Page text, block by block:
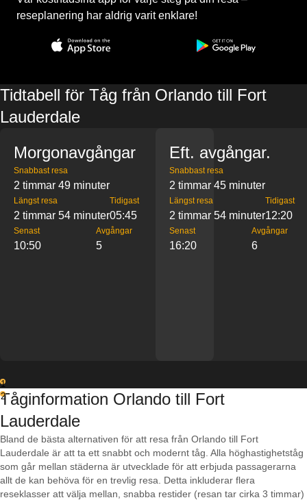
reseplanering har aldrig varit enklare!
Tidtabell för Tåg från Orlando till Fort
Lauderdale
Morgonavgångar
Snabbast resa
2 timmar 49 minuter
Längst resa
2 timmar 54 minuter
Tidigast
05:45
Senast
10:50
Avgångar
5
Eft. avgångar.
Snabbast resa
2 timmar 45 minuter
Längst resa
2 timmar 54 minuter
Tidigast
12:20
Senast
16:20
Avgångar
6
1
2
Tåginformation Orlando till Fort
Lauderdale
Bland de bästa alternativen för att resa från Orlando till Fort
Lauderdale är att ta ett snabbt och modernt tåg. Alla höghastighetståg
som går mellan städerna är utvecklade för att erbjuda passagerarna
allt de kan behöva för en trevlig resa. Detta inkluderar flera
reseklasser att välja mellan, snabba restider (resan tar cirka 3 timmar)